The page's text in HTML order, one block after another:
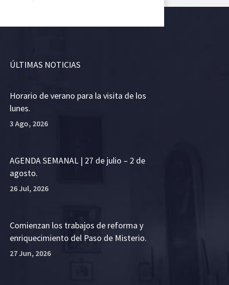
ÚLTIMAS NOTICIAS
Horario de verano para la visita de los
lunes.
3 Ago, 2026
AGENDA SEMANAL | 27 de julio – 2 de
agosto.
26 Jul, 2026
Comienzan los trabajos de reforma y
enriquecimiento del Paso de Misterio.
27 Jun, 2026